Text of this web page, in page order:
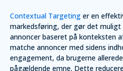
Contextual Targeting er en
markedsføring, der gør det muligt
annoncer baseret på konteksten
matche annoncer med sidens
engagement, da brugerne
pågældende emne. Dette